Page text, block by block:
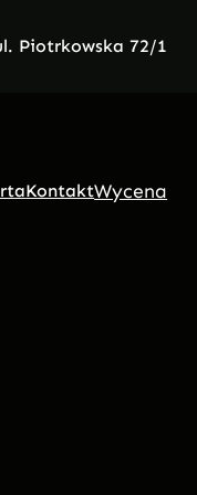
Piotrkowska 72/1
KontaktWycena